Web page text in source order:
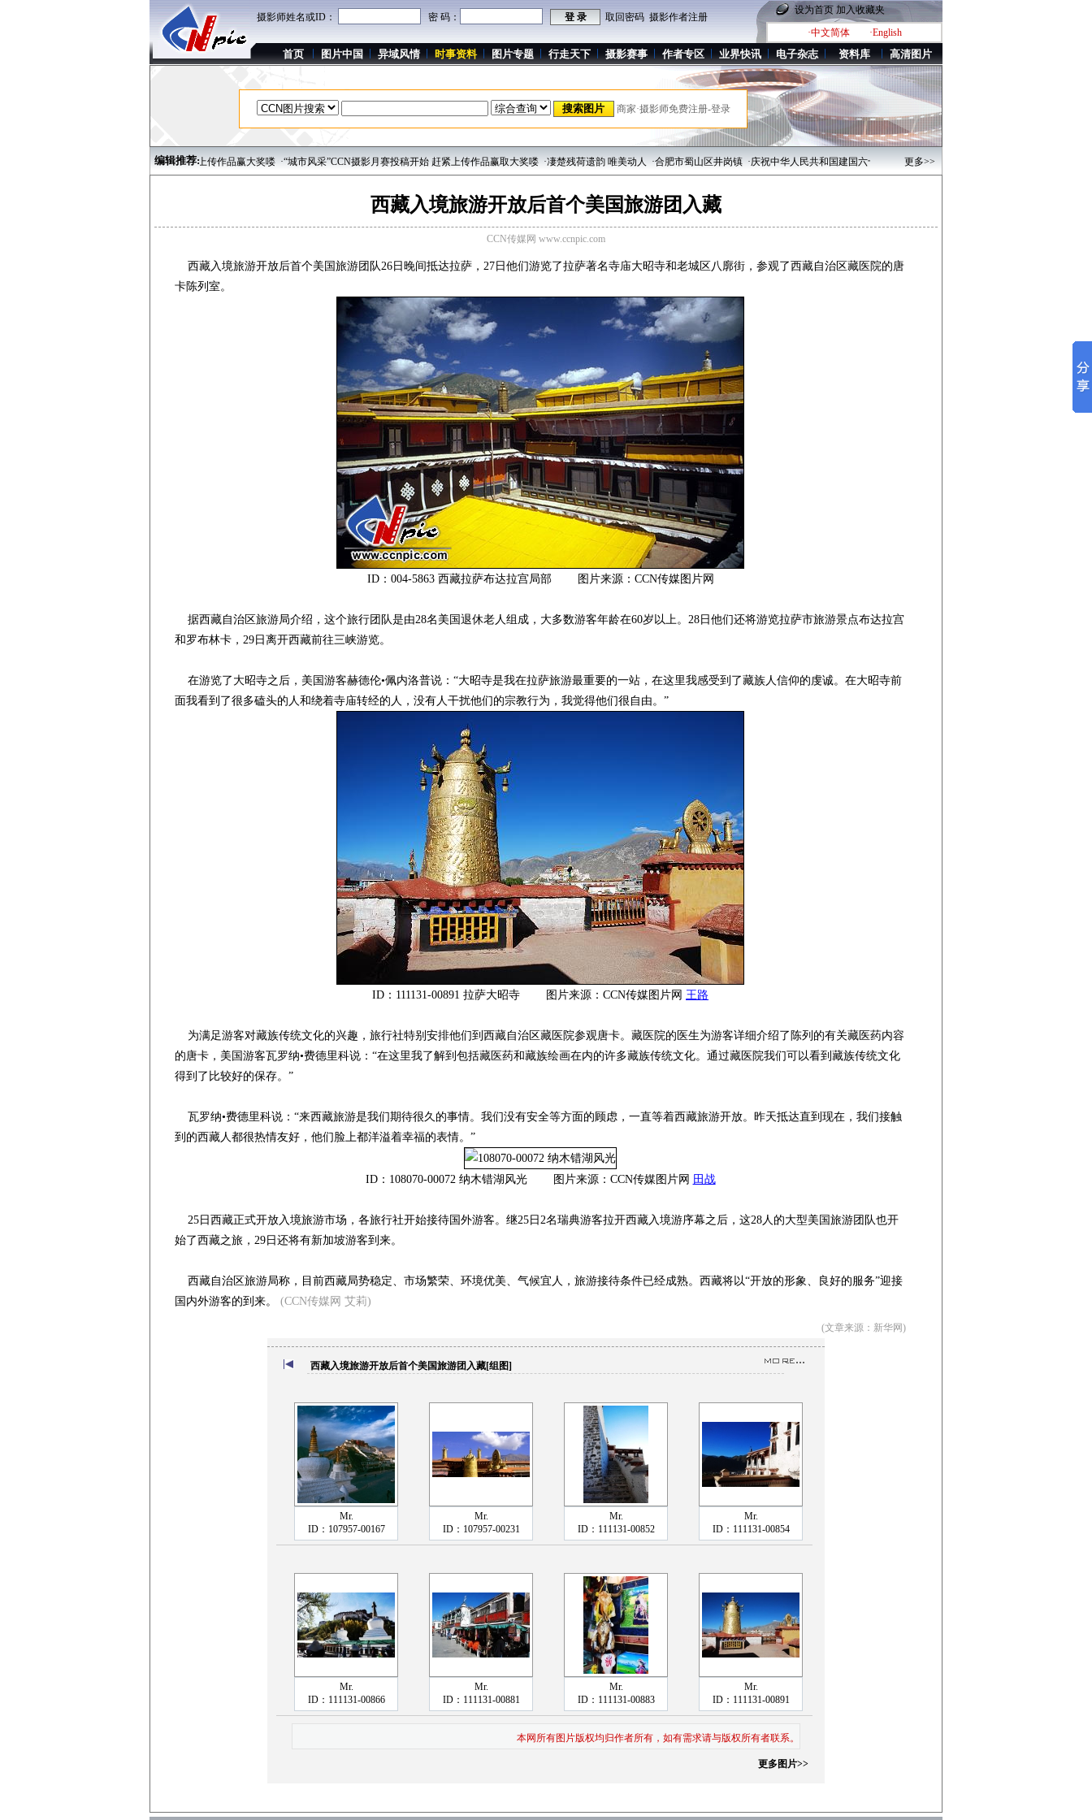
摄影师姓名或ID： 密 码： 取回密码 摄影作者注册
设为首页 加入收藏夹
·中文简体
·English
首页 图片中国 异域风情 时事资料 图片专题 行走天下 摄影赛事 作者专区 业界快讯 电子杂志 资料库 高清图片
商家·摄影师免费注册-登录
编辑推荐:
·“秋雅冬韵”CCN摄影月赛投稿开始 上传作品赢大奖喽 ·“城市风采”CCN摄影月赛投稿开始 赶紧上传作品赢取大奖喽 ·凄楚残荷遗韵 唯美动人 ·合肥市蜀山区井岗镇 ·庆祝中华人民共和国建国六十周年之能源产业发展及成果图片荟萃
更多>>
西藏入境旅游开放后首个美国旅游团入藏
CCN传媒网 www.ccnpic.com
西藏入境旅游开放后首个美国旅游团队26日晚间抵达拉萨，27日他们游览了拉萨著名寺庙大昭寺和老城区八廓街，参观了西藏自治区藏医院的唐
卡陈列室。
ID：004-5863 西藏拉萨布达拉宫局部 图片来源：CCN传媒图片网
据西藏自治区旅游局介绍，这个旅行团队是由28名美国退休老人组成，大多数游客年龄在60岁以上。28日他们还将游览拉萨市旅游景点布达拉宫
和罗布林卡，29日离开西藏前往三峡游览。
在游览了大昭寺之后，美国游客赫德伦•佩内洛普说：“大昭寺是我在拉萨旅游最重要的一站，在这里我感受到了藏族人信仰的虔诚。在大昭寺前
面我看到了很多磕头的人和绕着寺庙转经的人，没有人干扰他们的宗教行为，我觉得他们很自由。”
ID：111131-00891 拉萨大昭寺 图片来源：CCN传媒图片网 王路
为满足游客对藏族传统文化的兴趣，旅行社特别安排他们到西藏自治区藏医院参观唐卡。藏医院的医生为游客详细介绍了陈列的有关藏医药内容
的唐卡，美国游客瓦罗纳•费德里科说：“在这里我了解到包括藏医药和藏族绘画在内的许多藏族传统文化。通过藏医院我们可以看到藏族传统文化
得到了比较好的保存。”
瓦罗纳•费德里科说：“来西藏旅游是我们期待很久的事情。我们没有安全等方面的顾虑，一直等着西藏旅游开放。昨天抵达直到现在，我们接触
到的西藏人都很热情友好，他们脸上都洋溢着幸福的表情。”
ID：108070-00072 纳木错湖风光 图片来源：CCN传媒图片网 田战
25日西藏正式开放入境旅游市场，各旅行社开始接待国外游客。继25日2名瑞典游客拉开西藏入境游序幕之后，这28人的大型美国旅游团队也开
始了西藏之旅，29日还将有新加坡游客到来。
西藏自治区旅游局称，目前西藏局势稳定、市场繁荣、环境优美、气候宜人，旅游接待条件已经成熟。西藏将以“开放的形象、良好的服务”迎接
国内外游客的到来。
(CCN传媒网 艾莉)
(文章来源：新华网)
西藏入境旅游开放后首个美国旅游团入藏[组图]
Mr.
ID：107957-00167
Mr.
ID：107957-00231
Mr.
ID：111131-00852
Mr.
ID：111131-00854
Mr.
ID：111131-00866
Mr.
ID：111131-00881
Mr.
ID：111131-00883
Mr.
ID：111131-00891
本网所有图片版权均归作者所有，如有需求请与版权所有者联系。
更多图片>>